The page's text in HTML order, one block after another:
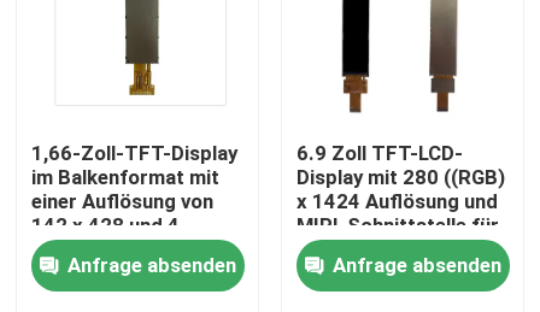
1,66-Zoll-TFT-Display
im Balkenformat mit
einer Auflösung von
142 x 428 und 4-
Draht-SPI-
Schnittstelle zum
Ansteuern des IC
Anfrage absenden
6.9 Zoll TFT-LCD-
Display mit 280 ((RGB)
x 1424 Auflösung und
MIPI-Schnittstelle für
industrielle
Verwendung
Anfrage absenden